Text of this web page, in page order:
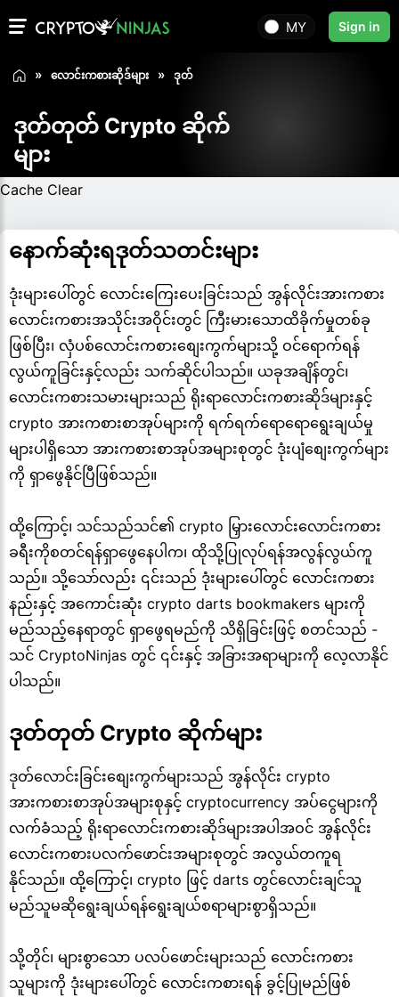
MY Sign in
လောင်းကစားဆိုဒ်များ ဒုတ်
ဒုတ်တုတ် Crypto ဆိုက်
များ
Cache Clear
နောက်ဆုံးရဒုတ်သတင်းများ
ဒုံးများပေါ်တွင် လောင်းကြေးပေးခြင်းသည် အွန်လိုင်းအားကစား
လောင်းကစားအသိုင်းအဝိုင်းတွင် ကြီးမားသောထိခိုက်မှုတစ်ခု
ဖြစ်ပြီး၊ လှံပစ်လောင်းကစားစျေးကွက်များသို့ ဝင်ရောက်ရန်
လွယ်ကူခြင်းနှင့်လည်း သက်ဆိုင်ပါသည်။ ယခုအချိန်တွင်၊
လောင်းကစားသမားများသည် ရိုးရာလောင်းကစားဆိုဒ်များနှင့်
crypto အားကစားစာအုပ်များကို ရက်ရက်ရောရောရွေးချယ်မှု
များပါရှိသော အားကစားစာအုပ်အများစုတွင် ဒုံးပျံစျေးကွက်များ
ကို ရှာဖွေနိုင်ပြီဖြစ်သည်။
ထို့ကြောင့်၊ သင်သည်သင်၏ crypto မြှားလောင်းလောင်းကစား
ခရီးကိုစတင်ရန်ရှာဖွေနေပါက၊ ထိုသို့ပြုလုပ်ရန်အလွန်လွယ်ကူ
သည်။ သို့သော်လည်း ၎င်းသည် ဒုံးများပေါ်တွင် လောင်းကစား
နည်းနှင့် အကောင်းဆုံး crypto darts bookmakers များကို
မည်သည့်နေရာတွင် ရှာဖွေရမည်ကို သိရှိခြင်းဖြင့် စတင်သည် -
သင် CryptoNinjas တွင် ၎င်းနှင့် အခြားအရာများကို လေ့လာနိုင်
ပါသည်။
ဒုတ်တုတ် Crypto ဆိုက်များ
ဒုတ်လောင်းခြင်းစျေးကွက်များသည် အွန်လိုင်း crypto
အားကစားစာအုပ်အများစုနှင့် cryptocurrency အပ်ငွေများကို
လက်ခံသည့် ရိုးရာလောင်းကစားဆိုဒ်များအပါအဝင် အွန်လိုင်း
လောင်းကစားပလက်ဖောင်းအများစုတွင် အလွယ်တကူရ
နိုင်သည်။ ထို့ကြောင့်၊ crypto ဖြင့် darts တွင်လောင်းချင်သူ
မည်သူမဆိုရွေးချယ်ရန်ရွေးချယ်စရာများစွာရှိသည်။
သို့တိုင်၊ များစွာသော ပလပ်ဖောင်းများသည် လောင်းကစား
သူများကို ဒုံးများပေါ်တွင် လောင်းကစားရန် ခွင့်ပြုမည်ဖြစ်